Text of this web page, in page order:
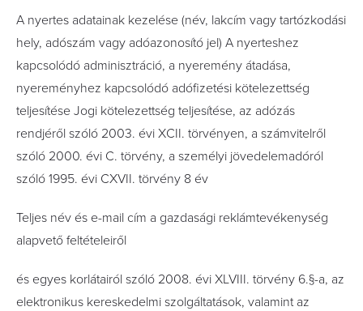
A nyertes adatainak kezelése (név, lakcím vagy tartózkodási
hely, adószám vagy adóazonosító jel) A nyerteshez
kapcsolódó adminisztráció, a nyeremény átadása,
nyereményhez kapcsolódó adófizetési kötelezettség
teljesítése Jogi kötelezettség teljesítése, az adózás
rendjéről szóló 2003. évi XCII. törvényen, a számvitelről
szóló 2000. évi C. törvény, a személyi jövedelemadóról
szóló 1995. évi CXVII. törvény 8 év
Teljes név és e-mail cím a gazdasági reklámtevékenység
alapvető feltételeiről
és egyes korlátairól szóló 2008. évi XLVIII. törvény 6.§-a, az
elektronikus kereskedelmi szolgáltatások, valamint az